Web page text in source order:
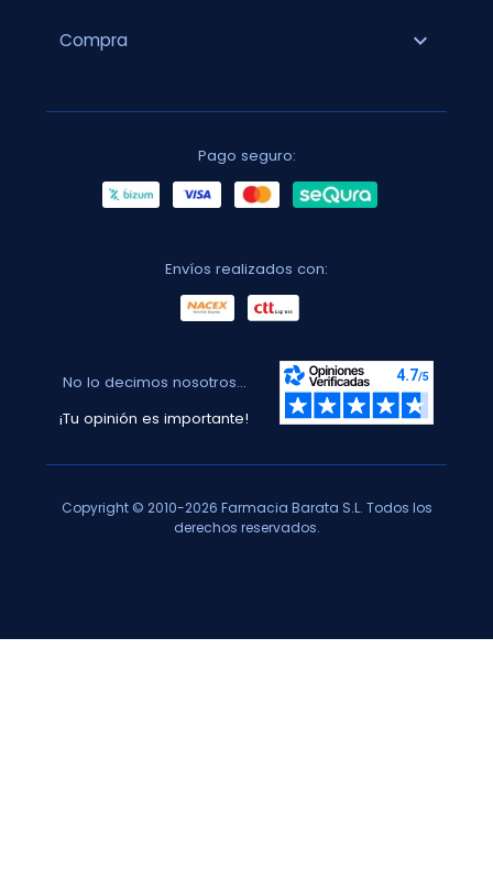
Compra expand_more
Pago seguro:
Envíos realizados con:
No lo decimos nosotros...
¡Tu opinión es importante!
Copyright © 2010-2026 Farmacia Barata S.L. Todos los
derechos reservados.